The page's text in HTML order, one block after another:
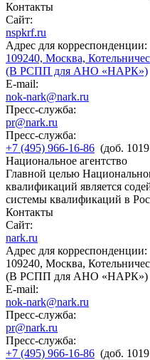
Контакты
Сайт:
nspkrf.ru
Адрес для корреспонденции:
109240, Москва,
(В РСПП для АНО «НАРК»)
E-mail:
nok-nark@nark.ru
Пресс-служба:
pr@nark.ru
Пресс-служба:
+7 (495) 966-16-86 (доб.
Национальное агентство
Главной целью
квалификаций является
системы квалификаций в
Контакты
Сайт:
nark.ru
Адрес для корреспонденции:
109240, Москва,
(В РСПП для АНО «НАРК»)
E-mail:
nok-nark@nark.ru
Пресс-служба:
pr@nark.ru
Пресс-служба:
+7 (495) 966-16-86 (доб.